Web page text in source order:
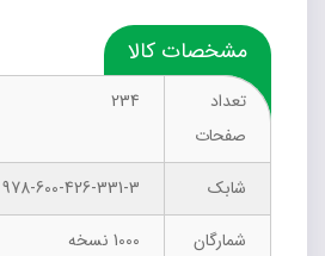
مشخصات کالا
تعداد
صفحات
234
شابک
978-600-426-331-3
شمارگان
1000 نسخه